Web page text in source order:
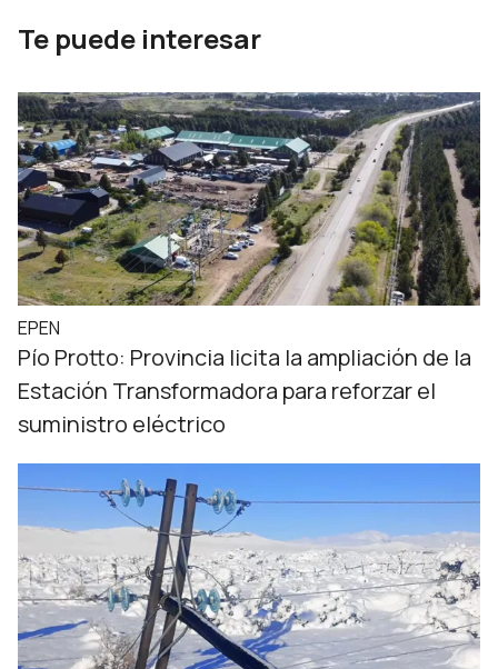
Te puede interesar
EPEN
Pío Protto: Provincia licita la ampliación de la
Estación Transformadora para reforzar el
suministro eléctrico